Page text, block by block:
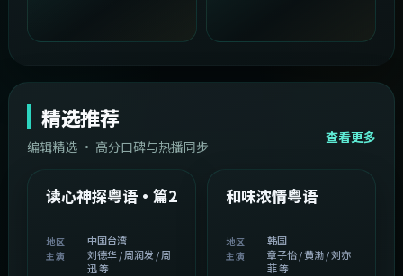
精选推荐
编辑精选 · 高分口碑与热播同步
查看更多
精选
中国台湾 1:54:36
读心神探粤语·篇2
地区 中国台湾
主演
刘德华 / 周润发 / 周
迅 等
精选
2:08:51
和味浓情粤语
地区 韩国
主演
章子怡 / 黄渤 / 刘亦
菲 等